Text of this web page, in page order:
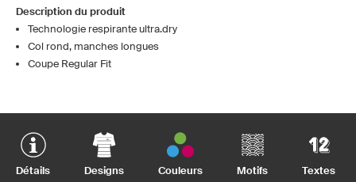
Description du produit
Technologie respirante ultra.dry
Col rond, manches longues
Coupe Regular Fit
Détails Designs Couleurs Motifs Textes